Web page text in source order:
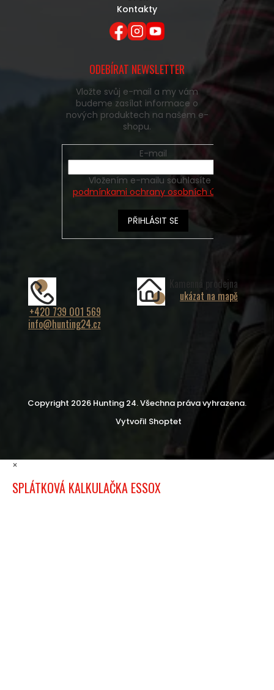
Kontakty
ODEBÍRAT NEWSLETTER
Vložte svůj e-mail a my vám
budeme zasílat informace o
nových produktech na našem e-
shopu.
E-mail
podmínkami ochrany osobních údajů
PŘIHLÁSIT SE
+420 739 001 569
info@hunting24.cz
Kamenná prodejna
ukázat na mapě
Vytvořil Shoptet
Copyright 2026 Hunting 24. Všechna práva vyhrazena.
×
SPLÁTKOVÁ KALKULAČKA ESSOX